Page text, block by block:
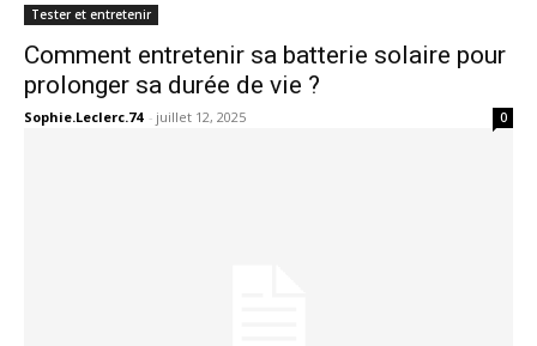
Tester et entretenir
Comment entretenir sa batterie solaire pour
prolonger sa durée de vie ?
Sophie.Leclerc.74 - juillet 12, 2025 0